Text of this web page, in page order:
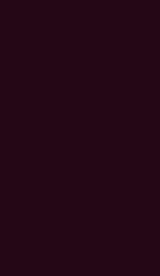
bankrekening en
in
leren en de
(max 15 euro